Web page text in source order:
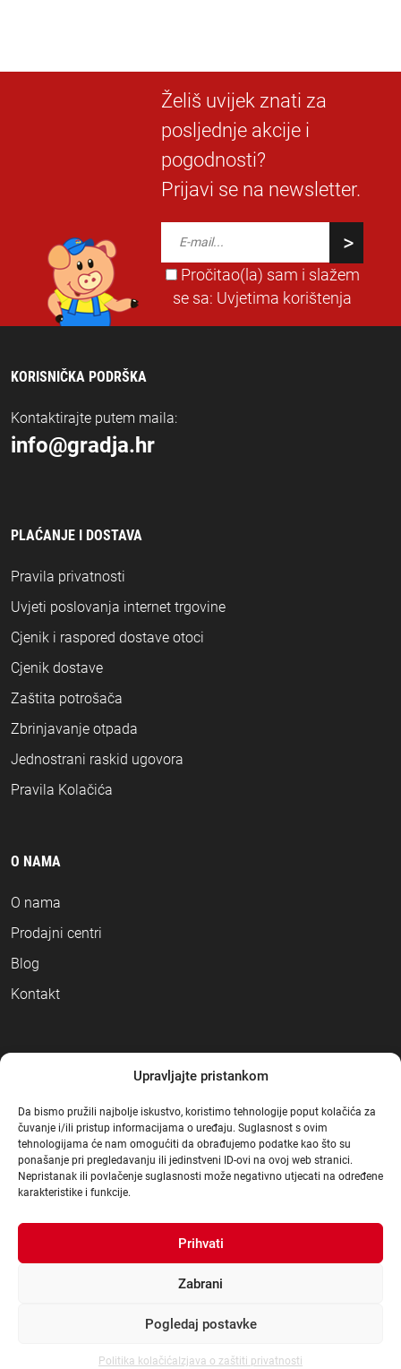
Upravljajte pristankom
Da bismo pružili najbolje iskustvo, koristimo tehnologije poput kolačića za
čuvanje i/ili pristup informacijama o uređaju. Suglasnost s ovim
tehnologijama će nam omogućiti da obrađujemo podatke kao što su
ponašanje pri pregledavanju ili jedinstveni ID-ovi na ovoj web stranici.
Nepristanak ili povlačenje suglasnosti može negativno utjecati na određene
karakteristike i funkcije.
Prihvati
Zabrani
Pogledaj postavke
Politika kolačića Izjava o zaštiti privatnosti
Želiš uvijek znati za
posljednje akcije i
pogodnosti?
Prijavi se na newsletter.
Pročitao(la) sam i slažem
se sa: Uvjetima korištenja
KORISNIČKA PODRŠKA
Kontaktirajte putem maila:
info@gradja.hr
PLAĆANJE I DOSTAVA
Pravila privatnosti
Uvjeti poslovanja internet trgovine
Cjenik i raspored dostave otoci
Cjenik dostave
Zaštita potrošača
Zbrinjavanje otpada
Jednostrani raskid ugovora
Pravila Kolačića
O NAMA
O nama
Prodajni centri
Blog
Kontakt
Izrada:dcc4web